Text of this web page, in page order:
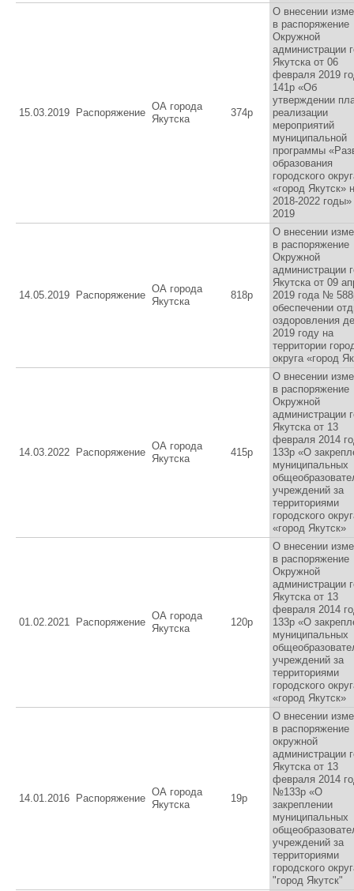
15.03.2019 Распоряжение
ОА города
Якутска
374р
О внесении
в распоряжение
Окружной
администрации
Якутска от 06
февраля 2019
141р «Об
утверждении
реализации
мероприятий
муниципальной
программы
образования
городского
«город Якутск»
2018-2022 годы»
2019
14.05.2019 Распоряжение
ОА города
Якутска
818р
О внесении
в распоряжение
Окружной
администрации
Якутска от 09
2019 года №
обеспечении
оздоровления
2019 году на
территории
округа «город
14.03.2022 Распоряжение
ОА города
Якутска
415р
О внесении
в распоряжение
Окружной
администрации
Якутска от 13
февраля 2014
133р «О
муниципальных
учреждений за
территориями
городского
«город Якутск»
01.02.2021 Распоряжение
ОА города
Якутска
120р
О внесении
в распоряжение
Окружной
администрации
Якутска от 13
февраля 2014
133р «О
муниципальных
учреждений за
территориями
городского
«город Якутск»
14.01.2016 Распоряжение
ОА города
Якутска
19р
О внесении
в распоряжение
окружной
администрации
Якутска от 13
февраля 2014
№133р «О
закреплении
муниципальных
учреждений за
территориями
городского
"город Якутск"